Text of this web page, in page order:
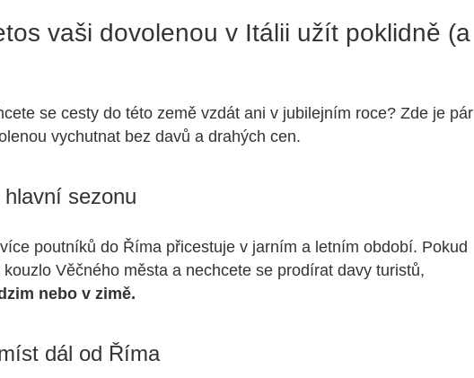
vaši dovolenou v Itálii užít poklidně (a
se cesty do této země vzdát ani v jubilejním roce? Zde je pár
vychutnat bez davů a drahých cen.
sezonu
poutníků do Říma přicestuje v jarním a letním období. Pokud
Věčného města a nechcete se prodírat davy turistů,
nebo v zimě.
dál od Říma